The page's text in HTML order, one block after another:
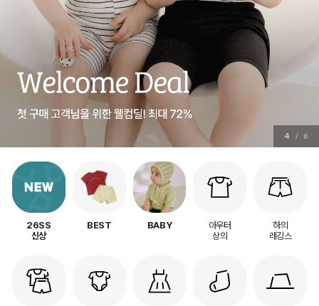
4 / 6
26SS
신상
BEST BABY
아우터
상의
하의
레깅스